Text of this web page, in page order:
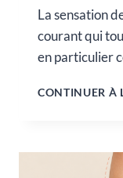
La sensation
courant qui
en particulier
CONTINUER À